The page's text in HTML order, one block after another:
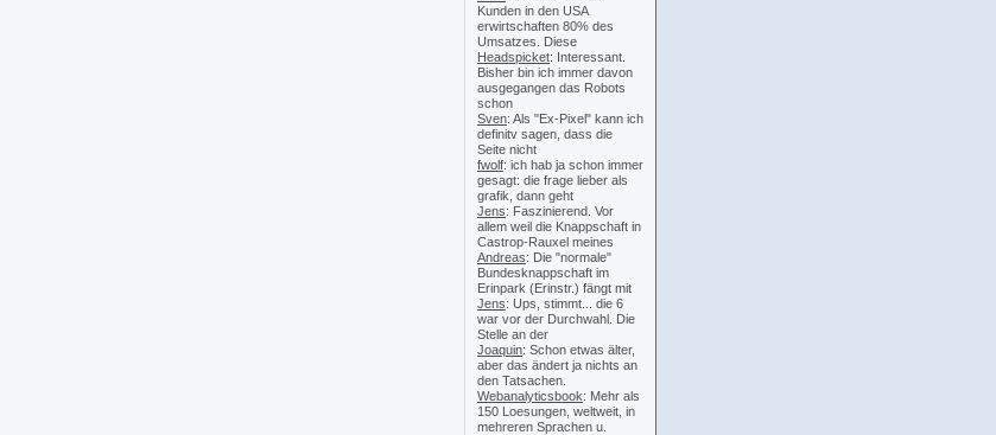
Kunden in den USA
erwirtschaften 80% des
Umsatzes. Diese
Headspicket: Interessant.
Bisher bin ich immer davon
ausgegangen das Robots
schon
Sven: Als "Ex-Pixel" kann ich
definitv sagen, dass die
Seite nicht
fwolf: ich hab ja schon immer
gesagt: die frage lieber als
grafik, dann geht
Jens: Faszinierend. Vor
allem weil die Knappschaft in
Castrop-Rauxel meines
Andreas: Die "normale"
Bundesknappschaft im
Erinpark (Erinstr.) fängt mit
Jens: Ups, stimmt... die 6
war vor der Durchwahl. Die
Stelle an der
Joaquin: Schon etwas älter,
aber das ändert ja nichts an
den Tatsachen.
Webanalyticsbook: Mehr als
150 Loesungen, weltweit, in
mehreren Sprachen u.